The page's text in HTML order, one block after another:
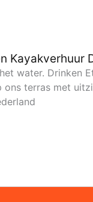
Kayakverhuur
water. Drinken
ons terras met